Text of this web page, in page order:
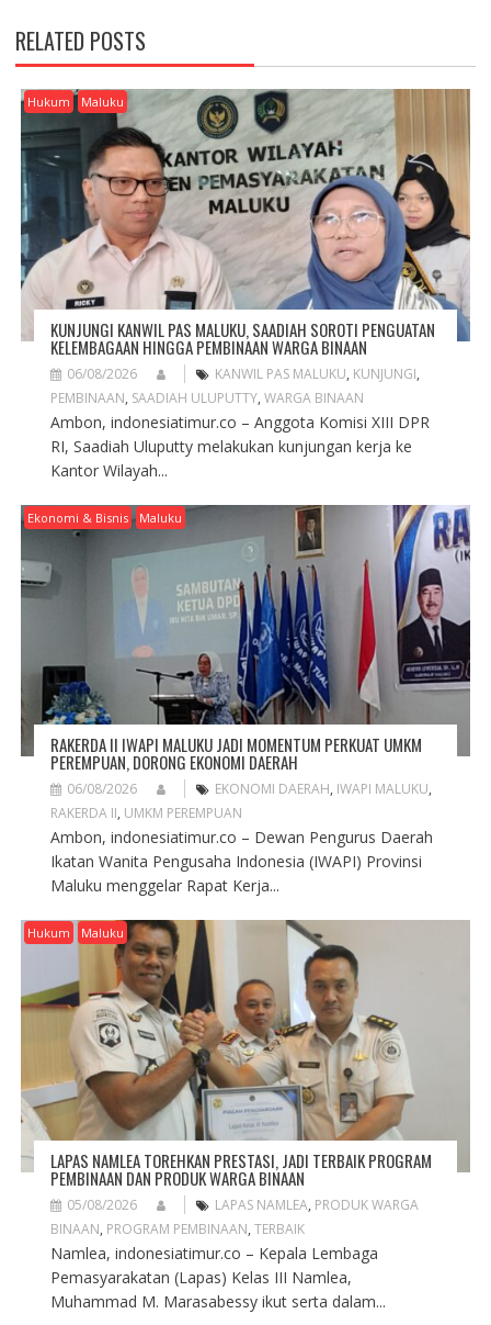
A
V
I
G
A
T
O
N
RELATED POSTS
Hukum Maluku
KUNJUNGI KANWIL PAS MALUKU, SAADIAH SOROTI PENGUATAN
KELEMBAGAAN HINGGA PEMBINAAN WARGA BINAAN
06/08/2026 KANWIL PAS MALUKU, KUNJUNGI,
PEMBINAAN, SAADIAH ULUPUTTY, WARGA BINAAN
Ambon, indonesiatimur.co – Anggota Komisi XIII DPR
RI, Saadiah Uluputty melakukan kunjungan kerja ke
Kantor Wilayah...
Ekonomi & Bisnis Maluku
RAKERDA II IWAPI MALUKU JADI MOMENTUM PERKUAT UMKM
PEREMPUAN, DORONG EKONOMI DAERAH
06/08/2026 EKONOMI DAERAH, IWAPI MALUKU,
RAKERDA II, UMKM PEREMPUAN
Ambon, indonesiatimur.co – Dewan Pengurus Daerah
Ikatan Wanita Pengusaha Indonesia (IWAPI) Provinsi
Maluku menggelar Rapat Kerja...
Hukum Maluku
LAPAS NAMLEA TOREHKAN PRESTASI, JADI TERBAIK PROGRAM
PEMBINAAN DAN PRODUK WARGA BINAAN
05/08/2026 LAPAS NAMLEA, PRODUK WARGA
BINAAN, PROGRAM PEMBINAAN, TERBAIK
Namlea, indonesiatimur.co – Kepala Lembaga
Pemasyarakatan (Lapas) Kelas III Namlea,
Muhammad M. Marasabessy ikut serta dalam...